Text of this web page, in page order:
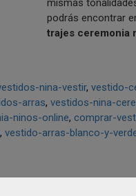
mismas
podrás encontrar
trajes ceremonia
nina-vestir vestido-
arras vestidos-nina-
ninos-online comprar-
vestido-arras-blanco-y-